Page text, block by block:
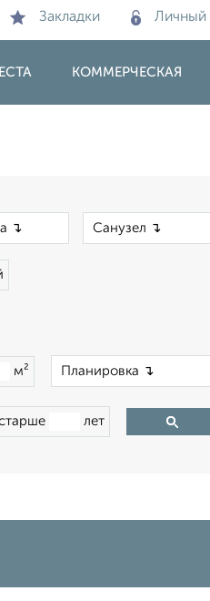
Закладки Личный
КОММЕРЧЕСКАЯ
м²
лет